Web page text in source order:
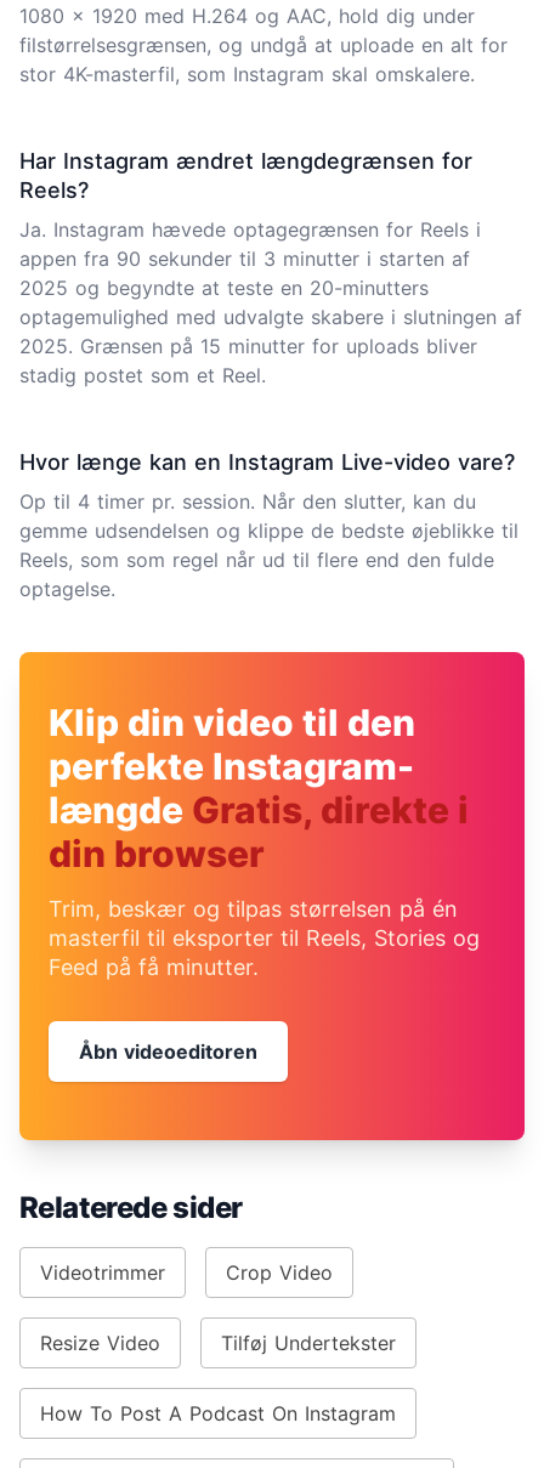
1080 x 1920 med H.264 og AAC, hold dig under
filstørrelsesgrænsen, og undgå at uploade en alt for
stor 4K-masterfil, som Instagram skal omskalere.
Har Instagram ændret længdegrænsen for
Reels?
Ja. Instagram hævede optagegrænsen for Reels i
appen fra 90 sekunder til 3 minutter i starten af
2025 og begyndte at teste en 20-minutters
optagemulighed med udvalgte skabere i slutningen af
2025. Grænsen på 15 minutter for uploads bliver
stadig postet som et Reel.
Hvor længe kan en Instagram Live-video vare?
Op til 4 timer pr. session. Når den slutter, kan du
gemme udsendelsen og klippe de bedste øjeblikke til
Reels, som som regel når ud til flere end den fulde
optagelse.
Klip din video til den
perfekte Instagram-
længde Gratis, direkte i
din browser
Trim, beskær og tilpas størrelsen på én
masterfil til eksporter til Reels, Stories og
Feed på få minutter.
Åbn videoeditoren
Relaterede sider
Videotrimmer Crop Video
Resize Video Tilføj Undertekster
How To Post A Podcast On Instagram